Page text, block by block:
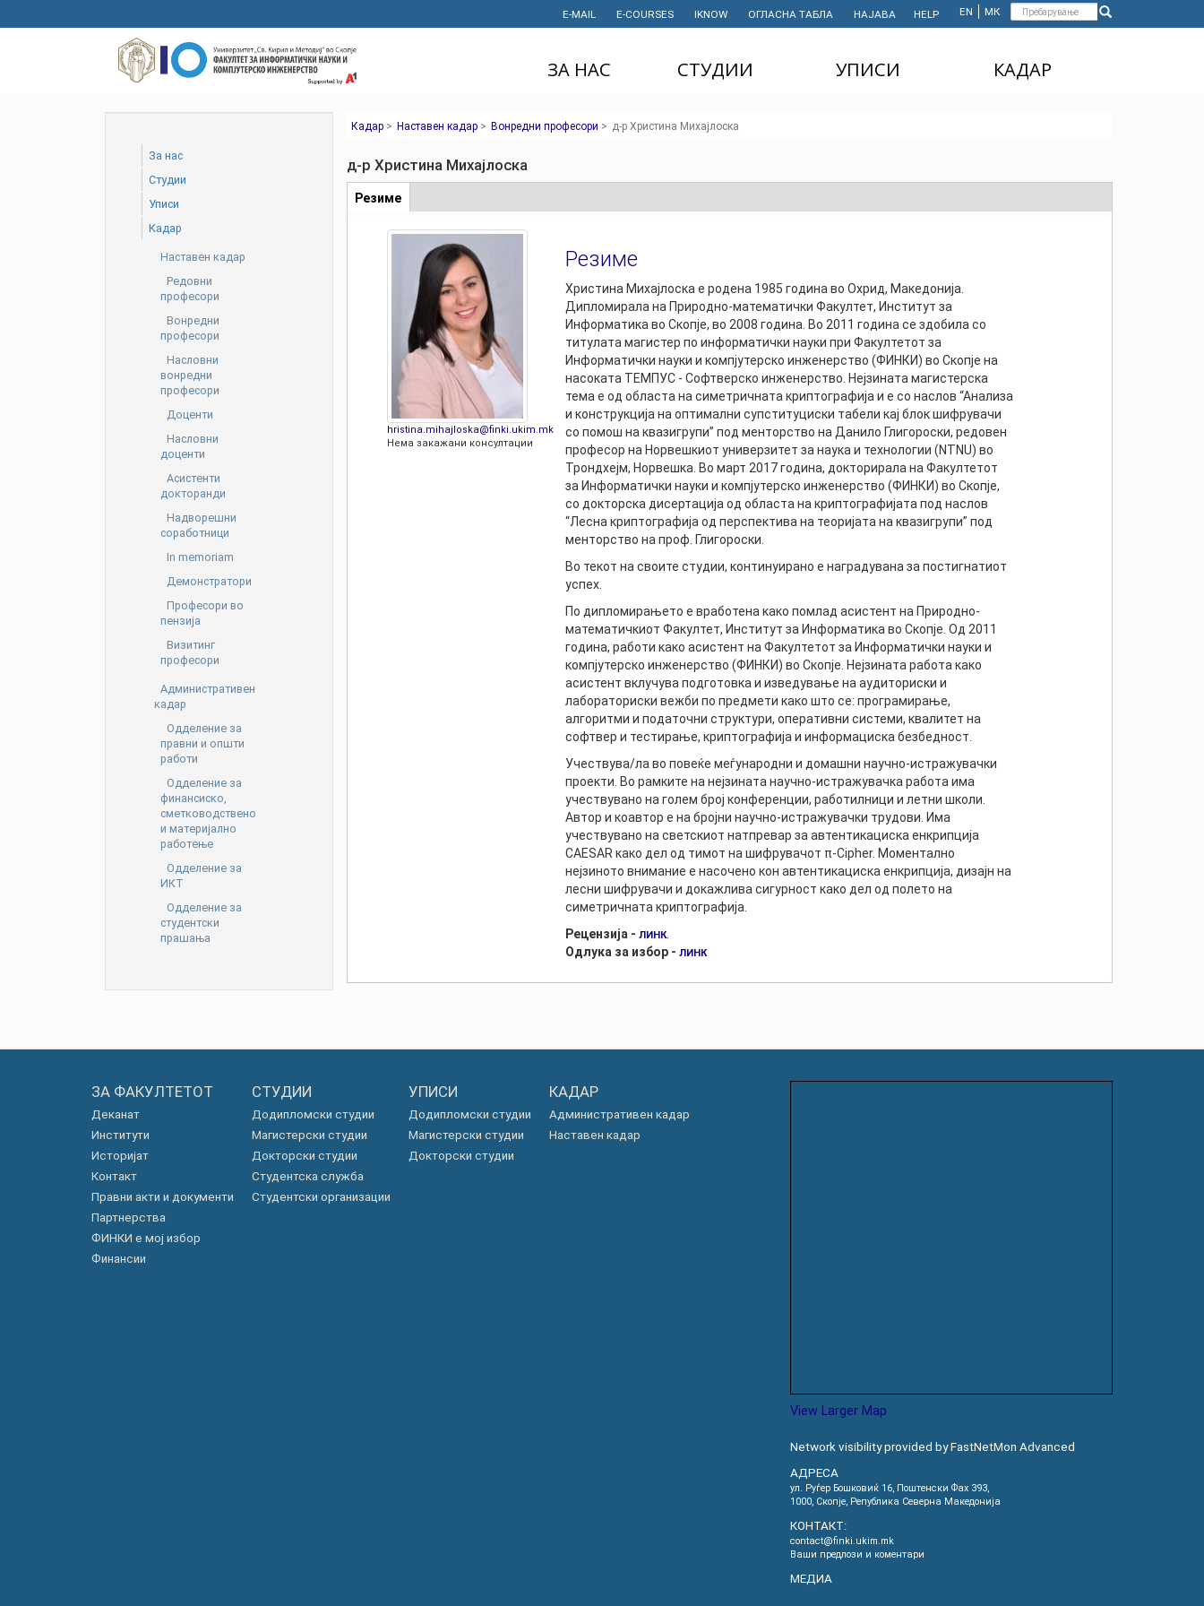
to
Форма
пребарување
Пребарување
EN МК
E-MAIL E-COURSES IKNOW ОГЛАСНА ТАБЛА НАЈАВА HELP
ЗА НАС
ПРАВНИ АКТИ
НАУЧНА
ДЕЈНОСТ
ФИНАНСИИ
ИСТОРИЈАТ
ФИНКИ Е МОЈ
ИЗБОР
ЛАБОРАТОРИИ
ИЗВЕШТАИ ЗА
ФАКУЛТЕТОТ
ПАРТНЕРСТВА
ЦЕНТРИ
АЛУМНИ
СТУДИИ
СТУДИИ
СТУДИИ
ДОКТОРСКИ
И СТРУЧНИ ОБУКИ
СТУДЕНТСКА
СЛУЖБА
СТУДЕНТСКИ
ОРГАНИЗАЦИИ
РАСПОРЕД НА
ЧАСОВИ
АКАДЕМСКИ
КАЛЕНДАР
ОДБРАНИ
РЕШЕНИЈА
ОДБРАНИ
УПИСИ
СТУДИИ
ДОКТОРСКИ СТУДИИ
STUDENTS
КАДАР
За нас
Студии
Уписи
Кадар
Наставен кадар
Редовни
професори
Вонредни
професори
Насловни
вонредни
професори
Доценти
Насловни
доценти
Асистенти
докторанди
Надворешни
соработници
In memoriam
Демонстратори
Професори во
пензија
Визитинг
професори
Административен
кадар
Oдделение за
правни и општи
работи
Одделение за
финансиско,
сметководствено
и материјално
работење
Одделение за
ИКТ
Одделение за
студентски
прашања
Кадар > Наставен кадар > Вонредни професори > д-р Христина Михајлоска
д-р Христина Михајлоска
Табови
Резиме
tab)
hristina.mihajloska@finki.ukim.mk
Нема закажани консултации
Резиме
Христина Михајлоска е родена 1985 година во Охрид, Македонија.
Дипломирала на Природно-математички Факултет, Институт за
Информатика во Скопје, во 2008 година. Во 2011 година се здобила со
титулата магистер по информатички науки при Факултетот за
Информатички науки и компјутерско инженерство (ФИНКИ) во Скопје на
насоката ТЕМПУС - Софтверско инженерство. Нејзината магистерска
тема е од областа на симетричната криптографија и е со наслов “Анализа
и конструкција на оптимални супституциски табели кај блок шифрувачи
со помош на квазигрупи” под менторство на Данило Глигороски, редовен
професор на Норвешкиот универзитет за наука и технологии (NTNU) во
Трондхејм, Норвешка. Во март 2017 година, докторирала на Факултетот
за Информатички науки и компјутерско инженерство (ФИНКИ) во Скопје,
со докторска дисертација од областа на криптографијата под наслов
“Лесна криптографија од перспектива на теоријата на квазигрупи” под
менторство на проф. Глигороски.
Во текот на своите студии, континуирано е наградувана за постигнатиот
успех.
По дипломирањето е вработена како помлад асистент на Природно-
математичкиот Факултет, Институт за Информатика во Скопје. Од 2011
година, работи како асистент на Факултетот за Информатички науки и
компјутерско инженерство (ФИНКИ) во Скопје. Нејзината работа како
асистент вклучува подготовка и изведување на аудиториски и
лабораториски вежби по предмети како што се: програмирање,
алгоритми и податочни структури, оперативни системи, квалитет на
софтвер и тестирање, криптографија и информациска безбедност.
Учествува/ла во повеќе меѓународни и домашни научно-истражувачки
проекти. Во рамките на нејзината научно-истражувачка работа има
учествувано на голем број конференции, работилници и летни школи.
Автор и коавтор е на бројни научно-истражувачки трудови. Има
учествувано на светскиот натпревар за автентикациска енкрипција
CAESAR како дел од тимот на шифрувачот π-Cipher. Моментално
нејзиното внимание е насочено кон автентикациска енкрипција, дизајн на
лесни шифрувачи и докажлива сигурност како дел од полето на
симетричната криптографија.
Рецензија - ЛИНК.
Одлука за избор - ЛИНК
ЗА ФАКУЛТЕТОТ
Деканат
Институти
Историјат
Контакт
Правни акти и документи
Партнерства
ФИНКИ е мој избор
Финансии
СТУДИИ
Додипломски студии
Магистерски студии
Докторски студии
Студентска служба
Студентски организации
УПИСИ
Додипломски студии
Магистерски студии
Докторски студии
КАДАР
Административен кадар
Наставен кадар
View Larger Map
Network visibility provided by FastNetMon Advanced
АДРЕСА
ул. Руѓер Бошковиќ 16, Пoштенски Фах 393,
1000, Скопје, Република Северна Македонија
КОНТАКТ:
contact@finki.ukim.mk
Ваши предлози и коментари
МЕДИА